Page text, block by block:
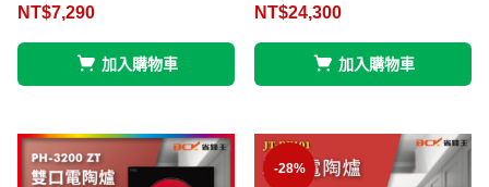
4.43
NT$7,290
加入購物車
4.71
NT$24,300
加入購物車
-28%